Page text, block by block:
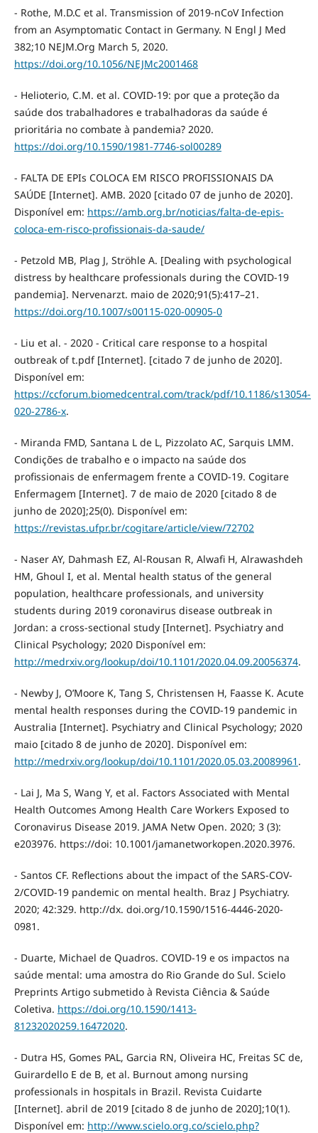
- Rothe, M.D.C et al. Transmission of 2019-nCoV Infection
from an Asymptomatic Contact in Germany. N Engl J Med
382;10 NEJM.Org March 5, 2020.
https://doi.org/10.1056/NEJMc2001468
- Helioterio, C.M. et al. COVID-19: por que a proteção da
saúde dos trabalhadores e trabalhadoras da saúde é
prioritária no combate à pandemia? 2020.
https://doi.org/10.1590/1981-7746-sol00289
- FALTA DE EPIs COLOCA EM RISCO PROFISSIONAIS DA
SAÚDE [Internet]. AMB. 2020 [citado 07 de junho de 2020].
Disponível em: https://amb.org.br/noticias/falta-de-epis-
coloca-em-risco-profissionais-da-saude/
- Petzold MB, Plag J, Ströhle A. [Dealing with psychological
distress by healthcare professionals during the COVID-19
pandemia]. Nervenarzt. maio de 2020;91(5):417–21.
https://doi.org/10.1007/s00115-020-00905-0
- Liu et al. - 2020 - Critical care response to a hospital
outbreak of t.pdf [Internet]. [citado 7 de junho de 2020].
Disponível em:
https://ccforum.biomedcentral.com/track/pdf/10.1186/s13054-
020-2786-x.
- Miranda FMD, Santana L de L, Pizzolato AC, Sarquis LMM.
Condições de trabalho e o impacto na saúde dos
profissionais de enfermagem frente a COVID-19. Cogitare
Enfermagem [Internet]. 7 de maio de 2020 [citado 8 de
junho de 2020];25(0). Disponível em:
https://revistas.ufpr.br/cogitare/article/view/72702
- Naser AY, Dahmash EZ, Al-Rousan R, Alwafi H, Alrawashdeh
HM, Ghoul I, et al. Mental health status of the general
population, healthcare professionals, and university
students during 2019 coronavirus disease outbreak in
Jordan: a cross-sectional study [Internet]. Psychiatry and
Clinical Psychology; 2020 Disponível em:
http://medrxiv.org/lookup/doi/10.1101/2020.04.09.20056374.
- Newby J, O’Moore K, Tang S, Christensen H, Faasse K. Acute
mental health responses during the COVID-19 pandemic in
Australia [Internet]. Psychiatry and Clinical Psychology; 2020
maio [citado 8 de junho de 2020]. Disponível em:
http://medrxiv.org/lookup/doi/10.1101/2020.05.03.20089961 .
- Lai J, Ma S, Wang Y, et al. Factors Associated with Mental
Health Outcomes Among Health Care Workers Exposed to
Coronavirus Disease 2019. JAMA Netw Open. 2020; 3 (3):
e203976. https://doi: 10.1001/jamanetworkopen.2020.3976.
- Santos CF. Reflections about the impact of the SARS-COV-
2/COVID-19 pandemic on mental health. Braz J Psychiatry.
2020; 42:329. http://dx. doi.org/10.1590/1516-4446-2020-
0981.
- Duarte, Michael de Quadros. COVID-19 e os impactos na
saúde mental: uma amostra do Rio Grande do Sul. Scielo
Preprints Artigo submetido à Revista Ciência & Saúde
Coletiva. https://doi.org/10.1590/1413-
81232020259.16472020.
- Dutra HS, Gomes PAL, Garcia RN, Oliveira HC, Freitas SC de,
Guirardello E de B, et al. Burnout among nursing
professionals in hospitals in Brazil. Revista Cuidarte
[Internet]. abril de 2019 [citado 8 de junho de 2020];10(1).
Disponível em: http://www.scielo.org.co/scielo.php?